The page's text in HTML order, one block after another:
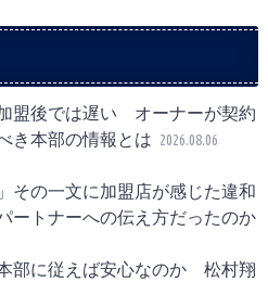
盟後では遅い オーナーが契約
き本部の情報とは 2026.08.06
その一文に加盟店が感じた違和
トナーへの伝え方だったのか
部に従えば安心なのか 松村翔